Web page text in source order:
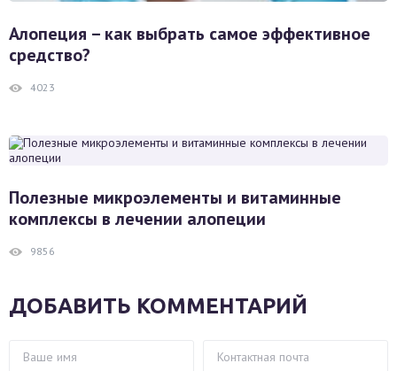
Алопеция – как выбрать самое эффективное
средство?
4023
Полезные микроэлементы и витаминные
комплексы в лечении алопеции
9856
ДОБАВИТЬ КОММЕНТАРИЙ